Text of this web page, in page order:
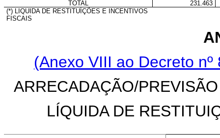
TOTAL
231.463
(*) LIQUIDA DE RESTITUÍÇÕES E INCENTIVOS
FISCAIS
(Anexo VIII ao Decreto
ARRECADAÇÃO/
LÍQUIDA DE